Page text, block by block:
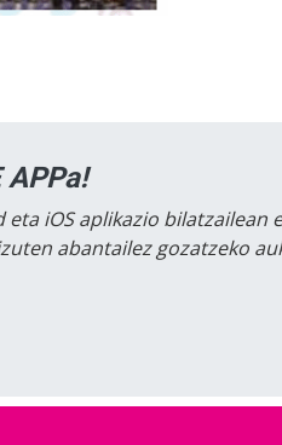
APPa!
iOS aplikazio bilatzailean
abantailez gozatzeko